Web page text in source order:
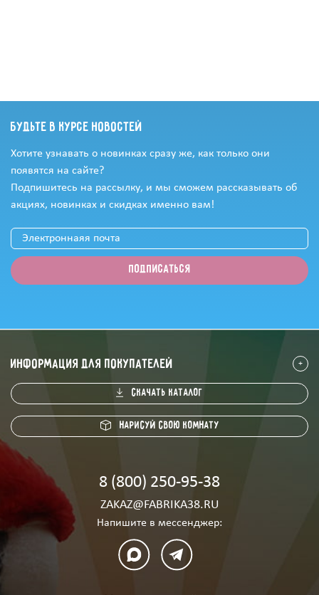
Будьте в курсе новостей
Хотите узнавать о новинках сразу же, как только они
появятся на сайте?
Подпишитесь на рассылку, и мы сможем рассказывать об
акциях, новинках и скидках именно вам!
информация для покупателей
скачать каталог
Нарисуй свою комнату
8 (800) 250-95-38
ZAKAZ@FABRIKA38.RU
Напишите в мессенджер: